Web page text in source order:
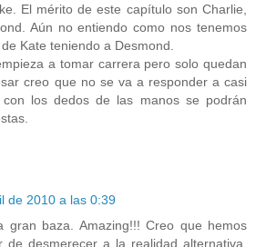
El mérito de este capítulo son Charlie,
Aún no entiendo como nos tenemos
Kate teniendo a Desmond.
a tomar carrera pero solo quedan
creo que no se va a responder a casi
los dedos de las manos se podrán
de 2010 a las 0:39
gran baza. Amazing!!! Creo que hemos
de desmerecer a la realidad alternativa.